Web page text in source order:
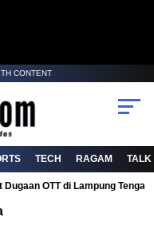
CONTENT
TECH RAGAM TALK
OTT di Lampung